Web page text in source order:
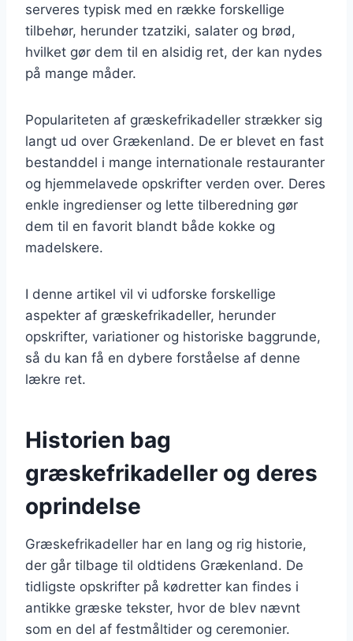
serveres typisk med en række forskellige
tilbehør, herunder tzatziki, salater og brød,
hvilket gør dem til en alsidig ret, der kan nydes
på mange måder.
Populariteten af græskefrikadeller strækker sig
langt ud over Grækenland. De er blevet en fast
bestanddel i mange internationale restauranter
og hjemmelavede opskrifter verden over. Deres
enkle ingredienser og lette tilberedning gør
dem til en favorit blandt både kokke og
madelskere.
I denne artikel vil vi udforske forskellige
aspekter af græskefrikadeller, herunder
opskrifter, variationer og historiske baggrunde,
så du kan få en dybere forståelse af denne
lækre ret.
Historien bag
græskefrikadeller og deres
oprindelse
Græskefrikadeller har en lang og rig historie,
der går tilbage til oldtidens Grækenland. De
tidligste opskrifter på kødretter kan findes i
antikke græske tekster, hvor de blev nævnt
som en del af festmåltider og ceremonier.